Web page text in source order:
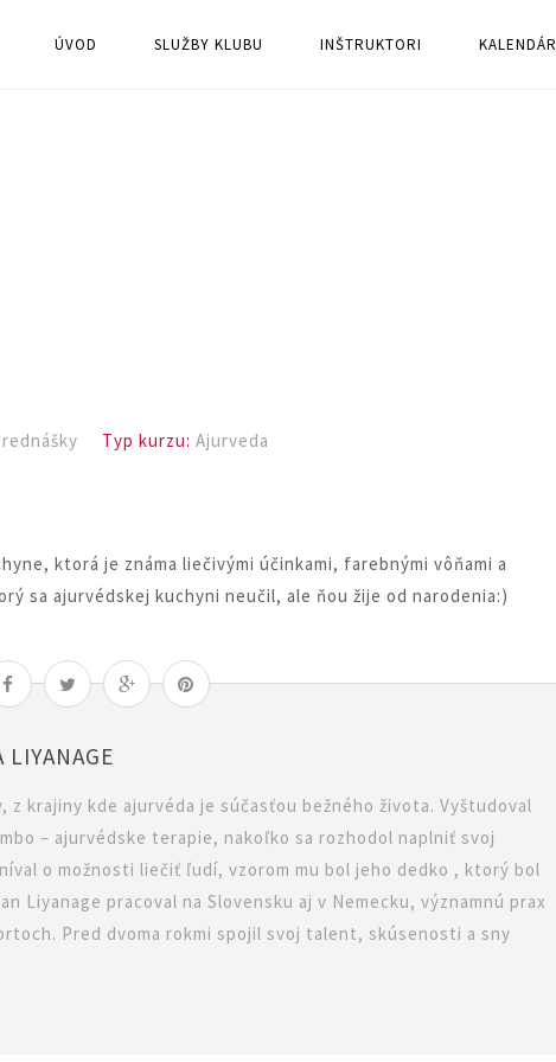
ÚVOD SLUŽBY KLUBU INŠTRUKTORI KALENDÁR
Typ kurzu:Ajurveda
ktorá je známa liečivými účinkami, farebnými vôňami a
sa ajurvédskej kuchyni neučil, ale ňou žije od narodenia:)
LIYANAGE
z krajiny kde ajurvéda je súčasťou bežného života. Vyštudoval
– ajurvédske terapie, nakoľko sa rozhodol naplniť svoj
o možnosti liečiť ľudí, vzorom mu bol jeho dedko , ktorý bol
Liyanage pracoval na Slovensku aj v Nemecku, významnú prax
Pred dvoma rokmi spojil svoj talent, skúsenosti a sny